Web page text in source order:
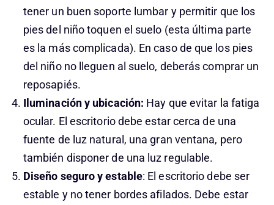
tener un buen soporte lumbar y permitir que los
pies del niño toquen el suelo (esta última parte
es la más complicada). En caso de que los pies
del niño no lleguen al suelo, deberás comprar un
reposapiés.
Iluminación y ubicación: Hay que evitar la fatiga
ocular. El escritorio debe estar cerca de una
fuente de luz natural, una gran ventana, pero
también disponer de una luz regulable.
Diseño seguro y estable: El escritorio debe ser
estable y no tener bordes afilados. Debe estar